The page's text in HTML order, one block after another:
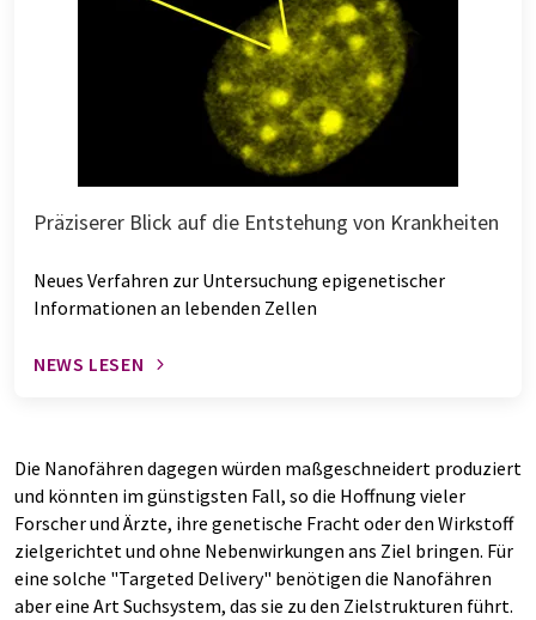
Präziserer Blick auf die Entstehung von Krankheiten
Neues Verfahren zur Untersuchung epigenetischer
Informationen an lebenden Zellen
NEWS LESEN
Die Nanofähren dagegen würden maßgeschneidert produziert
und könnten im günstigsten Fall, so die Hoffnung vieler
Forscher und Ärzte, ihre genetische Fracht oder den Wirkstoff
zielgerichtet und ohne Nebenwirkungen ans Ziel bringen. Für
eine solche "Targeted Delivery" benötigen die Nanofähren
aber eine Art Suchsystem, das sie zu den Zielstrukturen führt.